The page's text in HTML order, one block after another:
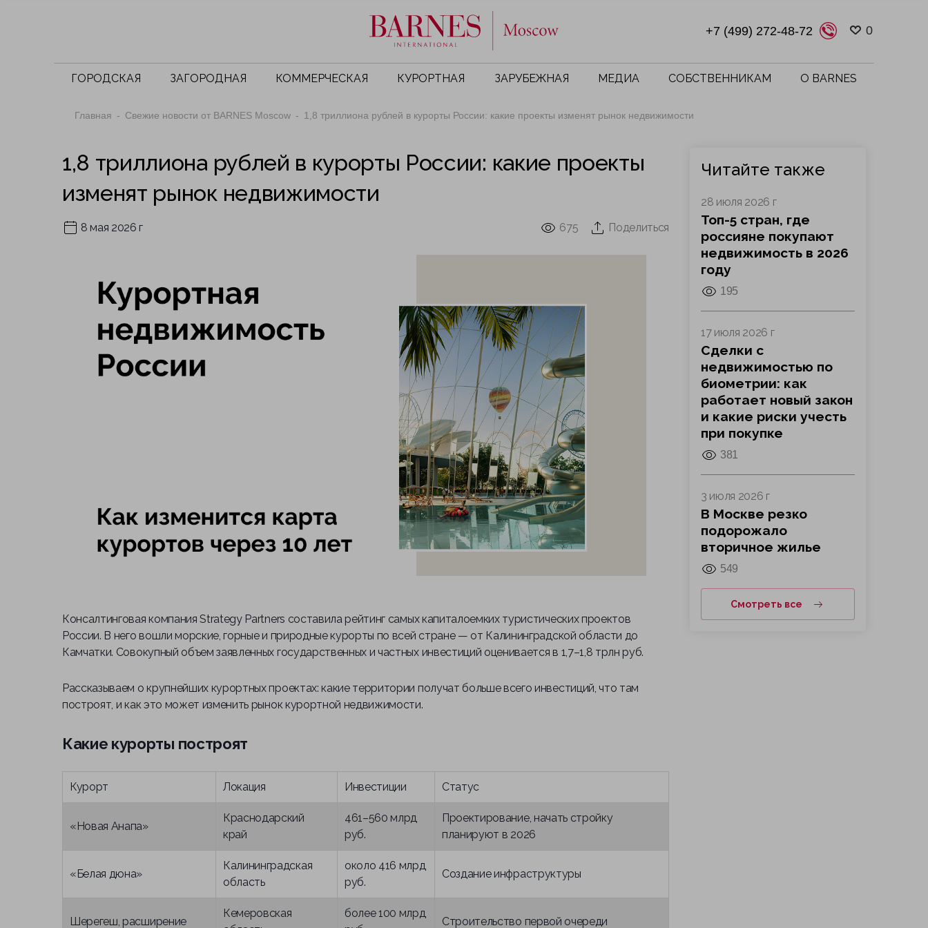
+7 (499) 272-48-72 0
ГОРОДСКАЯ ЗАГОРОДНАЯ КОММЕРЧЕСКАЯ КУРОРТНАЯ ЗАРУБЕЖНАЯ МЕДИА СОБСТВЕННИКАМ О BARNES
Главная Свежие новости от BARNES Moscow 1,8 триллиона рублей в курорты России: какие проекты изменят рынок недвижимости
1,8 триллиона рублей в курорты России: какие проекты
изменят рынок недвижимости
8 мая 2026 г 675 Поделиться
Консалтинговая компания Strategy Partners составила рейтинг самых капиталоемких туристических проектов
России. В него вошли морские, горные и природные курорты по всей стране — от Калининградской области до
Камчатки. Совокупный объем заявленных государственных и частных инвестиций оценивается в 1,7–1,8 трлн руб.
Рассказываем о крупнейших курортных проектах: какие территории получат больше всего инвестиций, что там
построят, и как это может изменить рынок курортной недвижимости.
Какие курорты построят
Курорт Локация Инвестиции Статус
«Новая Анапа»
Краснодарский
край
461–560 млрд
руб.
Проектирование, начать стройку
планируют в 2026
«Белая дюна»
Калининградская
область
около 416 млрд
руб.
Создание инфраструктуры
Шерегеш, расширение
Кемеровская
более 100 млрд
Строительство первой очереди
Читайте также
28 июля 2026 г
Топ-5 стран, где
россияне покупают
недвижимость в 2026
году
195
17 июля 2026 г
Сделки с
недвижимостью по
биометрии: как
работает новый закон
и какие риски учесть
при покупке
381
3 июля 2026 г
В Москве резко
подорожало
вторичное жилье
549
Смотреть все